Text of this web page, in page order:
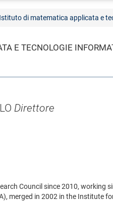
Istituto di matematica applicata e
E TECNOLOGIE
Direttore
Council since 2010, working
merged in 2002 in the Institute